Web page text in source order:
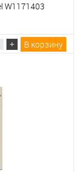
W1171403
В корзину